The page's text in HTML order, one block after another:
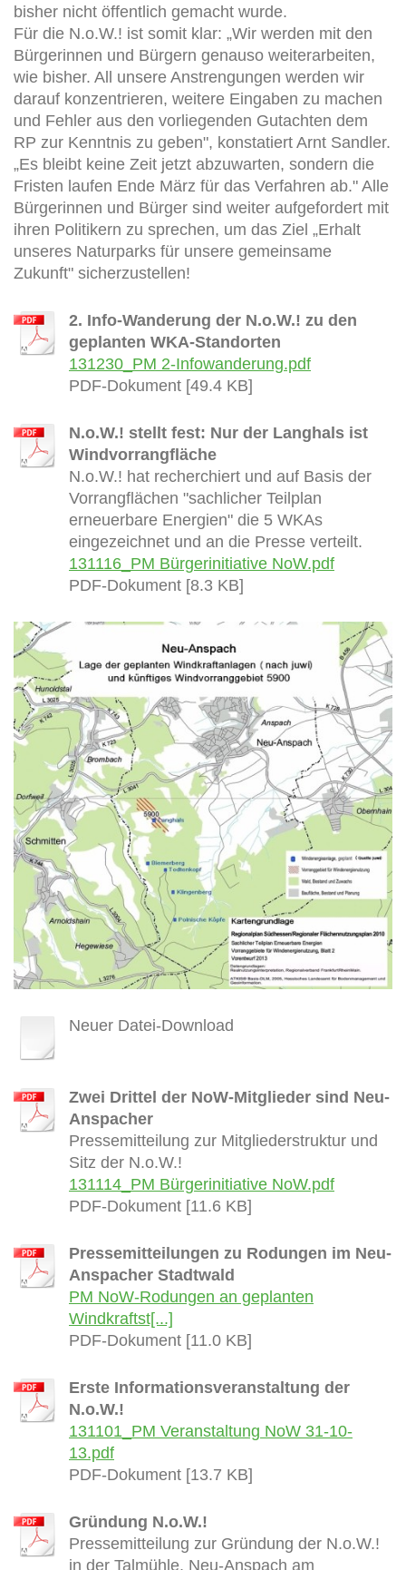
bisher nicht öffentlich gemacht wurde.
Für die N.o.W.! ist somit klar: „Wir werden mit den
Bürgerinnen und Bürgern genauso weiterarbeiten,
wie bisher. All unsere Anstrengungen werden wir
darauf konzentrieren, weitere Eingaben zu machen
und Fehler aus den vorliegenden Gutachten dem
RP zur Kenntnis zu geben", konstatiert Arnt Sandler.
„Es bleibt keine Zeit jetzt abzuwarten, sondern die
Fristen laufen Ende März für das Verfahren ab." Alle
Bürgerinnen und Bürger sind weiter aufgefordert mit
ihren Politikern zu sprechen, um das Ziel „Erhalt
unseres Naturparks für unsere gemeinsame
Zukunft" sicherzustellen!
2. Info-Wanderung der N.o.W.! zu den
geplanten WKA-Standorten
131230_PM 2-Infowanderung.pdf
PDF-Dokument [49.4 KB]
N.o.W.! stellt fest: Nur der Langhals ist
Windvorrangfläche
N.o.W.! hat recherchiert und auf Basis der
Vorrangflächen "sachlicher Teilplan
erneuerbare Energien" die 5 WKAs
eingezeichnet und an die Presse verteilt.
131116_PM Bürgerinitiative NoW.pdf
PDF-Dokument [8.3 KB]
Neuer Datei-Download
Zwei Drittel der NoW-Mitglieder sind Neu-
Anspacher
Pressemitteilung zur Mitgliederstruktur und
Sitz der N.o.W.!
131114_PM Bürgerinitiative NoW.pdf
PDF-Dokument [11.6 KB]
Pressemitteilungen zu Rodungen im Neu-
Anspacher Stadtwald
PM NoW-Rodungen an geplanten
Windkraftst[...]
PDF-Dokument [11.0 KB]
Erste Informationsveranstaltung der
N.o.W.!
131101_PM Veranstaltung NoW 31-10-
13.pdf
PDF-Dokument [13.7 KB]
Gründung N.o.W.!
Pressemitteilung zur Gründung der N.o.W.!
in der Talmühle, Neu-Anspach am